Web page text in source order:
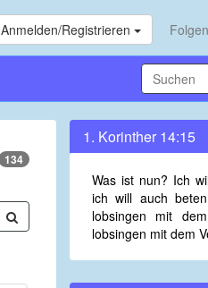
Anmelden/Registrieren
134
1. Korinther 14:15
Was ist nun? Ich
ich will auch
lobsingen mit
lobsingen mit dem